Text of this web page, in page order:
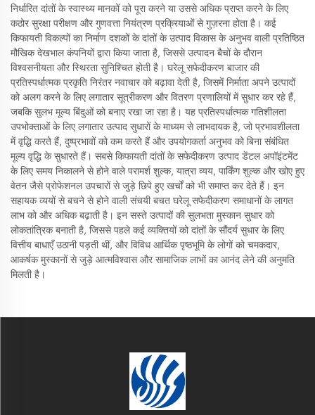
निर्धारित दांतों के स्वास्थ्य मानकों को पूरा करने या उससे अधिक प्राप्त करने के लिए
कठोर सुरक्षा परीक्षण और गुणवत्ता नियंत्रण प्रक्रियाओं से गुज़रना होता है। कई
किफायती विकल्पों का निर्माण दशकों के दांतों के उत्पाद विकास के अनुभव वाली प्रतिष्ठित
मौखिक देखभाल कंपनियों द्वारा किया जाता है, जिससे उत्पादन बैचों के दौरान
विश्वसनीयता और स्थिरता सुनिश्चित होती है। घरेलू सफेदीकरण बाजार की
प्रतिस्पर्धात्मक प्रकृति निरंतर नवाचार को बढ़ावा देती है, जिसमें निर्माता अपने उत्पादों
को अलग करने के लिए लगातार सूत्रीकरण और वितरण प्रणालियों में सुधार कर रहे हैं,
जबकि सुलभ मूल्य बिंदुओं को बनाए रखा जा रहा है। यह प्रतिस्पर्धात्मक गतिशीलता
उपभोक्ताओं के लिए लगातार उत्पाद सुधारों के माध्यम से लाभदायक है, जो प्रभावशीलता
में वृद्धि करते हैं, दुष्प्रभावों को कम करते हैं और उपयोगकर्ता अनुभव को बिना संबंधित
मूल्य वृद्धि के सुधारते हैं। सबसे किफायती दांतों के सफेदीकरण उत्पाद डेंटल अपॉइंटमेंट
के लिए समय निकालने से होने वाले परामर्श शुल्क, यात्रा व्यय, पार्किंग शुल्क और खोए हुए
वेतन जैसे प्रोफेशनल उपचारों से जुड़े छिपे हुए खर्चों को भी समाप्त कर देते हैं। इन
सहायक व्ययों से बचने से होने वाली संचयी बचत घरेलू सफेदीकरण समाधानों के लागत
लाभ को और अधिक बढ़ाती है। इन सस्ते उत्पादों की सुलभता मुस्कान सुधार को
लोकतांत्रिक बनाती है, जिससे पहले कई व्यक्तियों को दांतों के सौंदर्य सुधार के लिए
वित्तीय बाधाएँ उठानी पड़ती थीं, और विविध आर्थिक पृष्ठभूमि के लोगों को चमकदार,
आकर्षक मुस्कानों से जुड़े आत्मविश्वास और सामाजिक लाभों का आनंद लेने की अनुमति
मिलती है।